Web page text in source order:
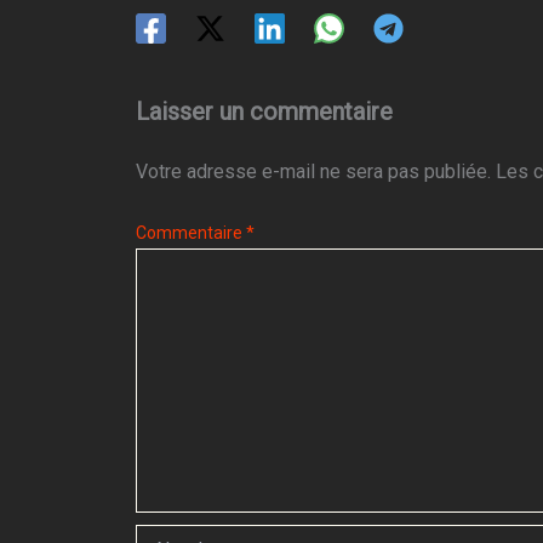
Laisser un commentaire
Votre adresse e-mail ne sera pas publiée. Les
Commentaire *